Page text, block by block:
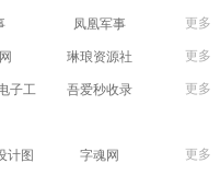
角
育赛果直播|让足球
凤凰军事
更多
琳琅资源社
更多
子工
吾爱秒收录
更多
计图
字魂网
更多